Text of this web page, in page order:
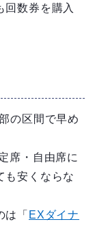
回数券を購入
の区間で早め
席・自由席に
も安くならな
「 EXダイナ